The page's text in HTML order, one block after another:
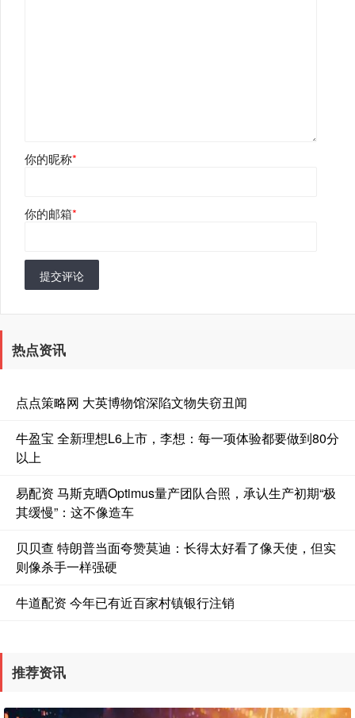
你的昵称*
你的邮箱*
提交评论
热点资讯
点点策略网 大英博物馆深陷文物失窃丑闻
牛盈宝 全新理想L6上市，李想：每一项体验都要做到80分
以上
易配资 马斯克晒Optimus量产团队合照，承认生产初期“极
其缓慢”：这不像造车
贝贝查 特朗普当面夸赞莫迪：长得太好看了像天使，但实
则像杀手一样强硬
牛道配资 今年已有近百家村镇银行注销
推荐资讯